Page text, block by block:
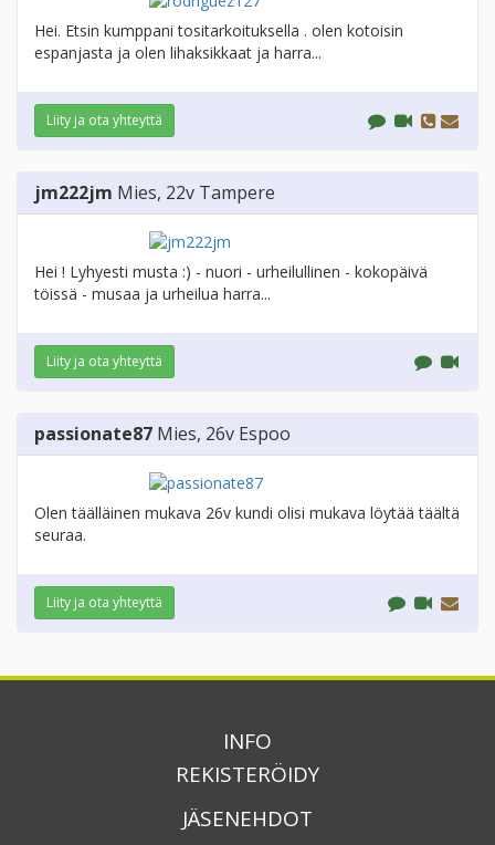
Hei. Etsin kumppani tositarkoituksella . olen kotoisin
espanjasta ja olen lihaksikkaat ja harra...
Liity ja ota yhteyttä
jm222jm Mies, 22v Tampere
Hei ! Lyhyesti musta :) - nuori - urheilullinen - kokopäivä
töissä - musaa ja urheilua harra...
Liity ja ota yhteyttä
passionate87 Mies, 26v Espoo
Olen täälläinen mukava 26v kundi olisi mukava löytää täältä
seuraa.
Liity ja ota yhteyttä
INFO
REKISTERÖIDY
JÄSENEHDOT